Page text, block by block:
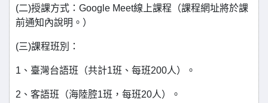
(二)授課方式：Google Meet線上課程（課程網址將於課
前通知內說明。）
(三)課程班別：
1、臺灣台語班（共計1班、每班200人）。
2、客語班（海陸腔1班，每班20人）。